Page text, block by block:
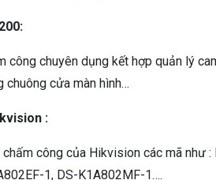
công chuyên dụng kết hợp quản lý
chuông cửa màn hình…
:
công của Hikvision các mã như
1, DS-K1A802MF-1….